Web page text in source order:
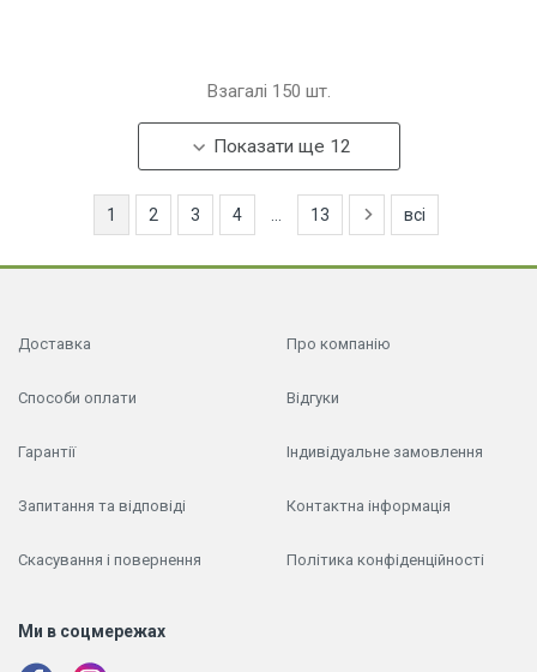
Взагалі 150 шт.
Показати ще 12
1 2 3 4 13 всі
Доставка
Способи оплати
Гарантії
Запитання та відповіді
Скасування і повернення
Про компанію
Відгуки
Індивідуальне замовлення
Контактна інформація
Політика конфіденційності
Ми в соцмережах